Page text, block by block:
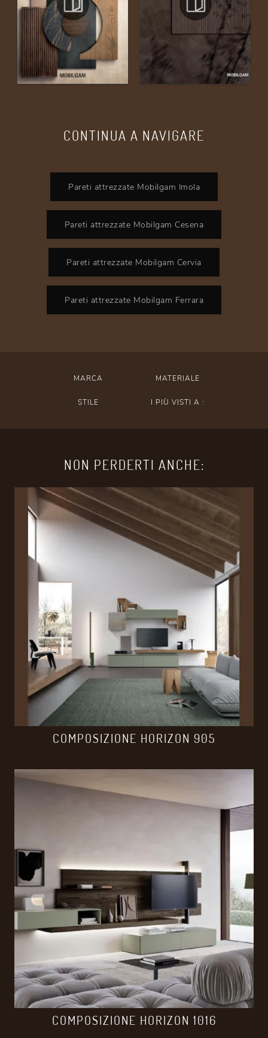
CONTINUA A NAVIGARE
Pareti attrezzate Mobilgam Imola
Pareti attrezzate Mobilgam Cesena
Pareti attrezzate Mobilgam Cervia
Pareti attrezzate Mobilgam Ferrara
MARCA MATERIALE
STILE I PIÙ VISTI A :
NON PERDERTI ANCHE:
COMPOSIZIONE HORIZON 905
COMPOSIZIONE HORIZON 1016